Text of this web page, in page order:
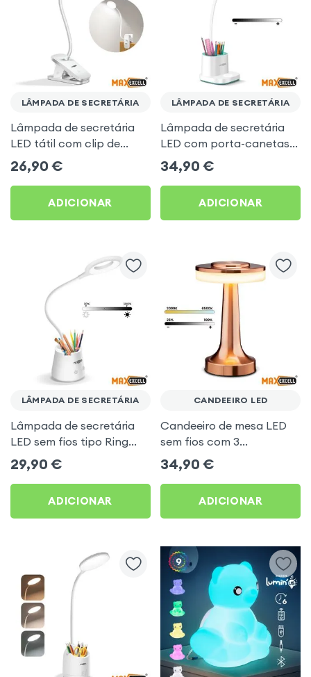
LÂMPADA DE SECRETÁRIA
Lâmpada de secretária
LED tátil com clip de
fixação e braço flexível -
Max Excell
26,90 €
ADICIONAR
LÂMPADA DE SECRETÁRIA
Lâmpada de secretária
LED com porta-canetas,
suporte para telefone e
carregamento
Powerbank integrado
34,90 €
ADICIONAR
LÂMPADA DE SECRETÁRIA
Lâmpada de secretária
LED sem fios tipo Ring
Light com porta-canetas
e suporte para telefone
29,90 €
ADICIONAR
CANDEEIRO LED
Candeeiro de mesa LED
sem fios com 3
intensidades, design
industrial rose gold
34,90 €
ADICIONAR